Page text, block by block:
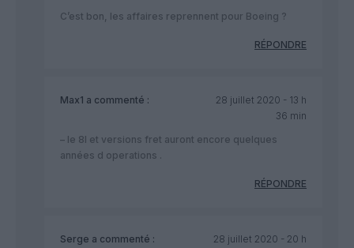
C’est bon, les affaires reprennent pour Boeing ?
RÉPONDRE
Max1 a commenté :
28 juillet 2020 - 13 h
36 min
– le 8I et versions fret auront encore quelques
années d operations .
RÉPONDRE
Serge a commenté :
28 juillet 2020 - 20 h